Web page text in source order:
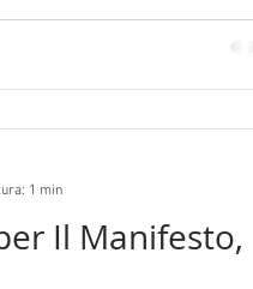
Il Manifesto,
1 min